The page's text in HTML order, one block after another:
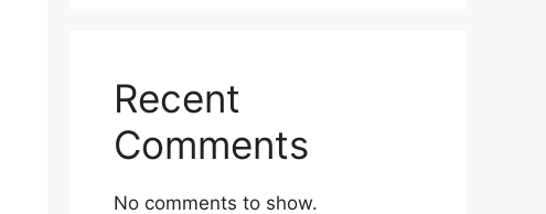
Recent
Comments
No comments to show.